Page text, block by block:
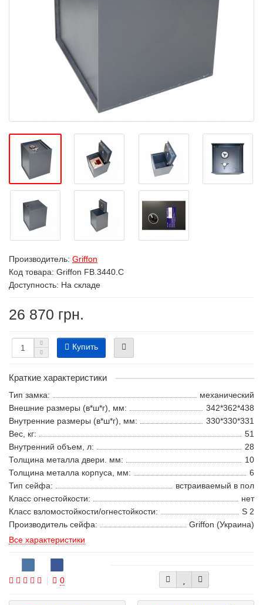
Производитель: Griffon
Код товара: Griffon FB.3440.C
Доступность: На складе
26 870 грн.
Купить
Краткие характеристики
Тип замка:
механический
Внешние размеры (в*ш*г), мм:
342*362*438
Внутренние размеры (в*ш*г), мм:
330*330*331
Вес, кг:
51
Внутренний объем, л:
28
Толщина металла двери. мм:
10
Толщина металла корпуса, мм:
6
Тип сейфа:
встраиваемый в пол
Класс огнестойкости:
нет
Класс взломостойкости/огнестойкости:
S 2
Производитель сейфа:
Griffon (Украина)
Все характеристики
0